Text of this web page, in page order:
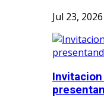
Jul 23, 2026